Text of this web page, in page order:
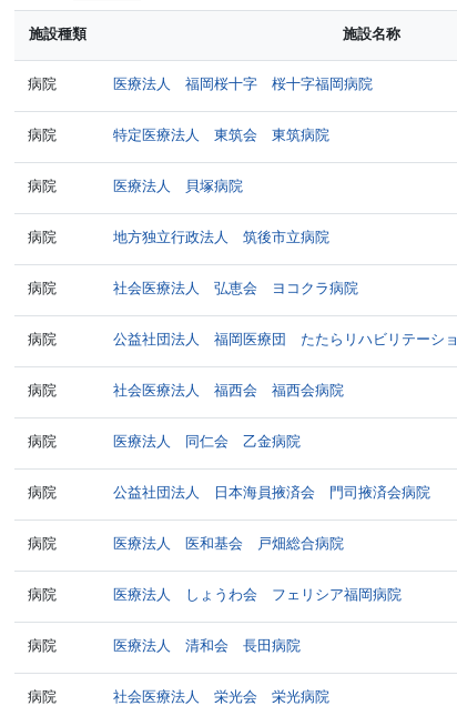
施設種類 施設名称
病院 医療法人 福岡桜十字 桜十字福岡病院
病院 特定医療法人 東筑会 東筑病院
病院 医療法人 貝塚病院
病院 地方独立行政法人 筑後市立病院
病院 社会医療法人 弘恵会 ヨコクラ病院
病院 公益社団法人 福岡医療団 たたらリハビリテーシ
病院 社会医療法人 福西会 福西会病院
病院 医療法人 同仁会 乙金病院
病院 公益社団法人 日本海員掖済会 門司掖済会病院
病院 医療法人 医和基会 戸畑総合病院
病院 医療法人 しょうわ会 フェリシア福岡病院
病院 医療法人 清和会 長田病院
病院 社会医療法人 栄光会 栄光病院